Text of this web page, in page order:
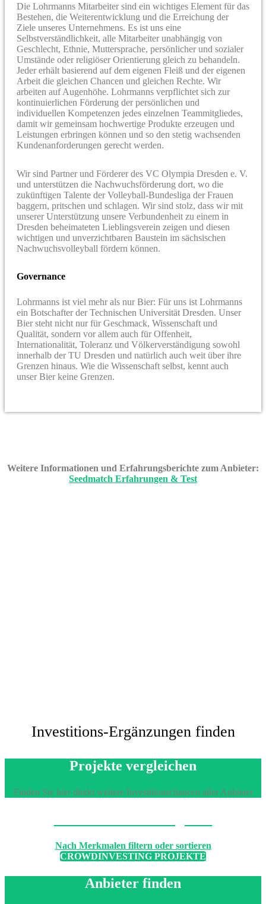
Die Lohrmanns Mitarbeiter sind ein wichtiges Element für das
Bestehen, die Weiterentwicklung und die Erreichung der
Ziele unseres Unternehmens. Es ist uns eine
Selbstverständlichkeit, alle Mitarbeiter unabhängig von
Geschlecht, Ethnie, Muttersprache, persönlicher und sozialer
Umstände oder religiöser Orientierung gleich zu behandeln.
Jeder erhält basierend auf dem eigenen Fleiß und der eigenen
Arbeit die gleichen Chancen und gleichen Rechte. Wir
arbeiten auf Augenhöhe. Lohrmanns verpflichtet sich zur
kontinuierlichen Förderung der persönlichen und
individuellen Kompetenzen jedes einzelnen Teammitgliedes,
damit wir gemeinsam hochwertige Produkte erzeugen und
Leistungen erbringen können und so den stetig wachsenden
Kundenanforderungen gerecht werden.
Wir sind Partner und Förderer des VC Olympia Dresden e. V.
und unterstützen die Nachwuchsförderung dort, wo die
zukünftigen Talente der Volleyball-Bundesliga der Frauen
baggern, pritschen und schlagen. Wir sind stolz, dass wir mit
unserer Unterstützung unsere Verbundenheit zu einem in
Dresden beheimateten Lieblingsverein zeigen und diesen
wichtigen und unverzichtbaren Baustein im sächsischen
Nachwuchsvolleyball fördern können.
Governance
Lohrmanns ist viel mehr als nur Bier: Für uns ist Lohrmanns
ein Botschafter der Technischen Universität Dresden. Unser
Bier steht nicht nur für Geschmack, Wissenschaft und
Qualität, sondern vor allem auch für Offenheit,
Internationalität, Toleranz und Völkerverständigung sowohl
innerhalb der TU Dresden und natürlich auch weit über ihre
Grenzen hinaus. Wie die Wissenschaft selbst, kennt auch
unser Bier keine Grenzen.
Weitere Informationen und Erfahrungsberichte zum Anbieter:
Seedmatch Erfahrungen & Test
Investitions-Ergänzungen finden
Projekte vergleichen
Finden Sie hier direkt weitere Investitionschancen aller Anbieter
Nach Merkmalen filtern oder sortieren
CROWDINVESTING PROJEKTE
Anbieter finden